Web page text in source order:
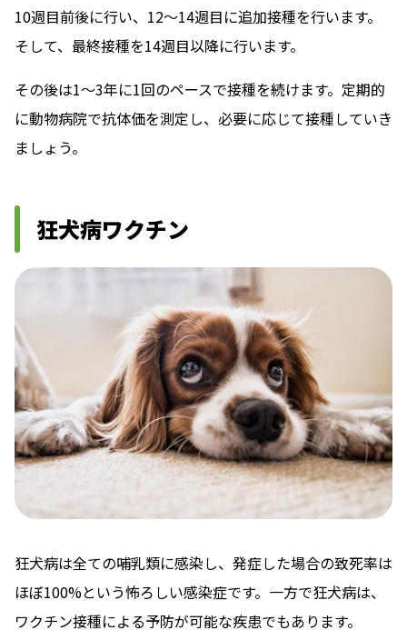
10週目前後に行い、12〜14週目に追加接種を行います。
そして、最終接種を14週目以降に行います。
その後は1～3年に1回のペースで接種を続けます。定期的
に動物病院で抗体価を測定し、必要に応じて接種していき
ましょう。
狂犬病ワクチン
狂犬病は全ての哺乳類に感染し、発症した場合の致死率は
ほぼ100%という怖ろしい感染症です。一方で狂犬病は、
ワクチン接種による予防が可能な疾患でもあります。